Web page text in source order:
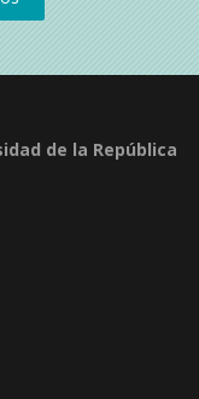
de la República